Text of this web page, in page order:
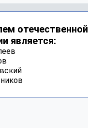
отечественной
является: